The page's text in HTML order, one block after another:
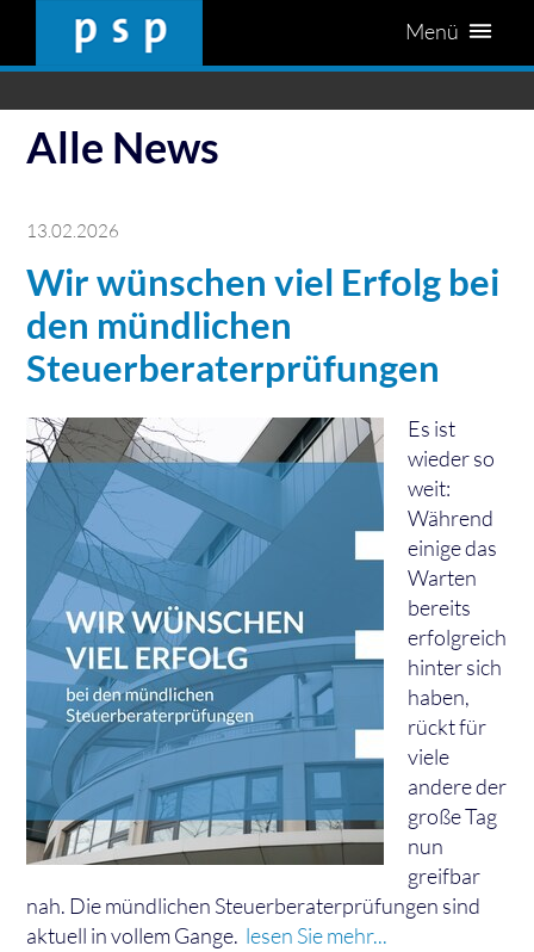
Menü
Alle News
13.02.2026
Wir wünschen viel Erfolg bei
den mündlichen
Steuerberaterprüfungen
Es ist
wieder so
weit:
Während
einige das
Warten
bereits
erfolgreich
hinter sich
haben,
rückt für
viele
andere der
große Tag
nun
greifbar
nah. Die mündlichen Steuerberaterprüfungen sind
aktuell in vollem Gange. lesen Sie mehr...